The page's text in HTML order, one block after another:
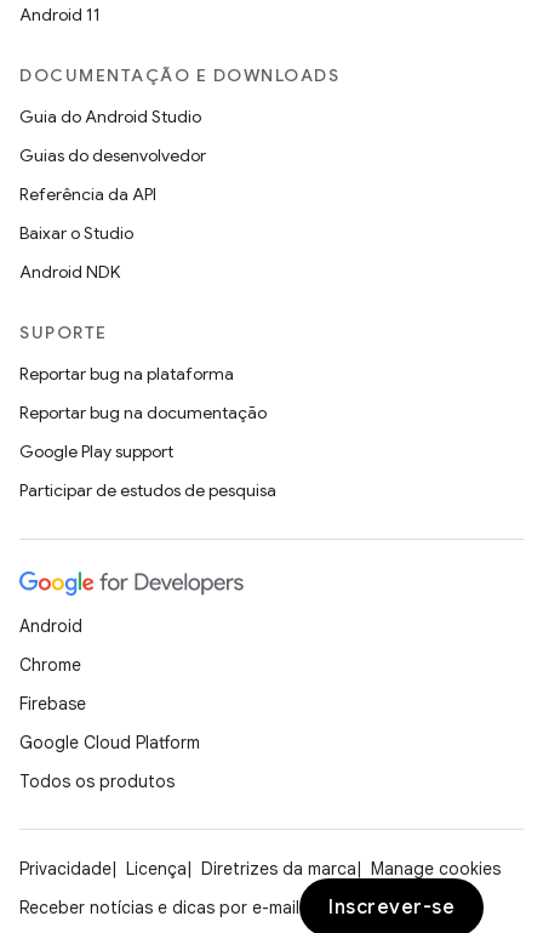
Android 11
DOCUMENTAÇÃO E DOWNLOADS
Guia do Android Studio
Guias do desenvolvedor
Referência da API
Baixar o Studio
Android NDK
SUPORTE
Reportar bug na plataforma
Reportar bug na documentação
Google Play support
Participar de estudos de pesquisa
Android
Chrome
Firebase
Google Cloud Platform
Todos os produtos
Privacidade Licença Diretrizes da marca
Manage cookies
Receber notícias e dicas por e-mail
Inscrever-se